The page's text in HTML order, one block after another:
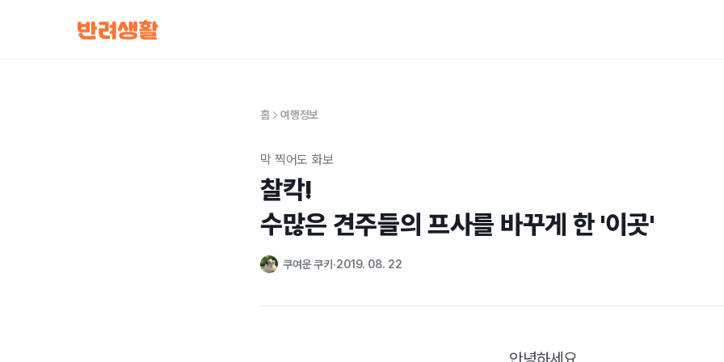
홈 여행정보
막 찍어도 화보
찰칵!
수많은 견주들의 프사를 바꾸게 한 '이곳'
쿠여운 쿠키 2019. 08. 22